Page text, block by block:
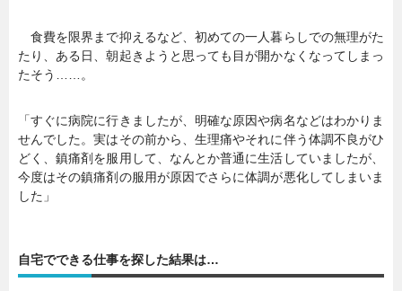
食費を限界まで抑えるなど、初めての一人暮らしでの無理がた
たり、ある日、朝起きようと思っても目が開かなくなってしまっ
たそう……。
「すぐに病院に行きましたが、明確な原因や病名などはわかりま
せんでした。実はその前から、生理痛やそれに伴う体調不良がひ
どく、鎮痛剤を服用して、なんとか普通に生活していましたが、
今度はその鎮痛剤の服用が原因でさらに体調が悪化してしまいま
した」
自宅でできる仕事を探した結果は…